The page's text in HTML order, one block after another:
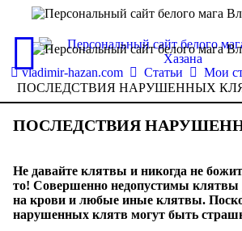
vladimir-hazan.com Статьи
Мои
ПОСЛЕДСТВИЯ НАРУШЕННЫХ
ПОСЛЕДСТВИЯ
Не давайте клятвы и никогда не
то! Совершенно недопустимы клятвы
на крови и любые иные клятвы.
нарушенных клятв могут быть